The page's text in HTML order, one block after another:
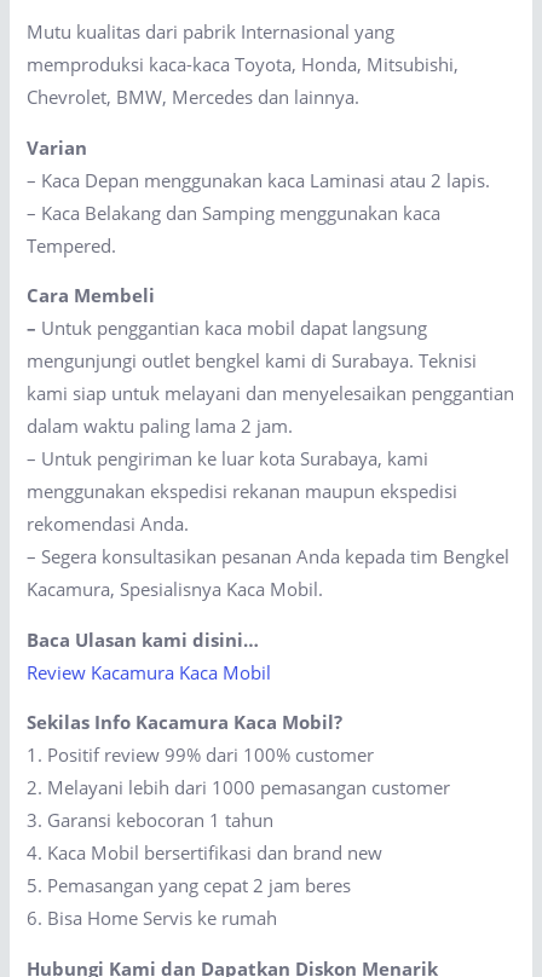
Mutu kualitas dari pabrik Internasional yang
memproduksi kaca-kaca Toyota, Honda, Mitsubishi,
Chevrolet, BMW, Mercedes dan lainnya.
Varian
– Kaca Depan menggunakan kaca Laminasi atau 2 lapis.
– Kaca Belakang dan Samping menggunakan kaca
Tempered.
Cara Membeli
– Untuk penggantian kaca mobil dapat langsung
mengunjungi outlet bengkel kami di Surabaya. Teknisi
kami siap untuk melayani dan menyelesaikan penggantian
dalam waktu paling lama 2 jam.
– Untuk pengiriman ke luar kota Surabaya, kami
menggunakan ekspedisi rekanan maupun ekspedisi
rekomendasi Anda.
– Segera konsultasikan pesanan Anda kepada tim Bengkel
Kacamura, Spesialisnya Kaca Mobil.
Baca Ulasan kami disini…
Review Kacamura Kaca Mobil
Sekilas Info Kacamura Kaca Mobil?
1. Positif review 99% dari 100% customer
2. Melayani lebih dari 1000 pemasangan customer
3. Garansi kebocoran 1 tahun
4. Kaca Mobil bersertifikasi dan brand new
5. Pemasangan yang cepat 2 jam beres
6. Bisa Home Servis ke rumah
Hubungi Kami dan Dapatkan Diskon Menarik